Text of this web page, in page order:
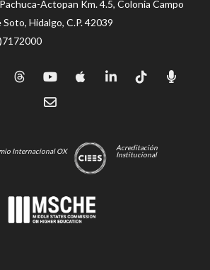
Actopan Km. 4.5, Colonia Campo
Hidalgo, C.P. 42039
Internacional OX
Acreditación
Institucional